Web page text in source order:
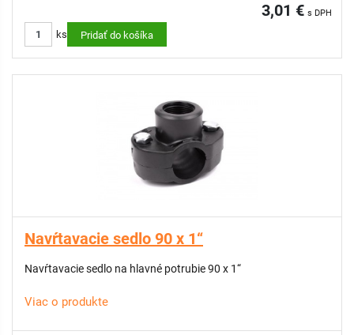
3,01 € s DPH
ks Pridať do košíka
Navŕtavacie sedlo 90 x 1“
Navŕtavacie sedlo na hlavné potrubie 90 x 1“
Viac o produkte